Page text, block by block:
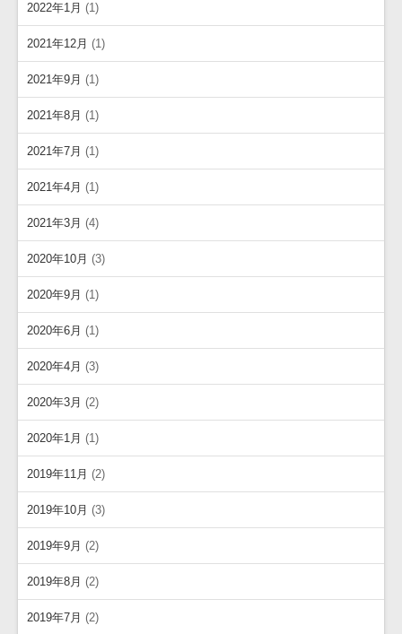
2022年1月 (1)
2021年12月 (1)
2021年9月 (1)
2021年8月 (1)
2021年7月 (1)
2021年4月 (1)
2021年3月 (4)
2020年10月 (3)
2020年9月 (1)
2020年6月 (1)
2020年4月 (3)
2020年3月 (2)
2020年1月 (1)
2019年11月 (2)
2019年10月 (3)
2019年9月 (2)
2019年8月 (2)
2019年7月 (2)